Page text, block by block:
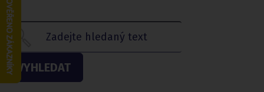
VYHLEDAT